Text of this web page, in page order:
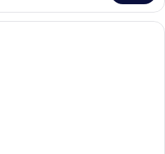
City Twin Room | Safe på rommet,